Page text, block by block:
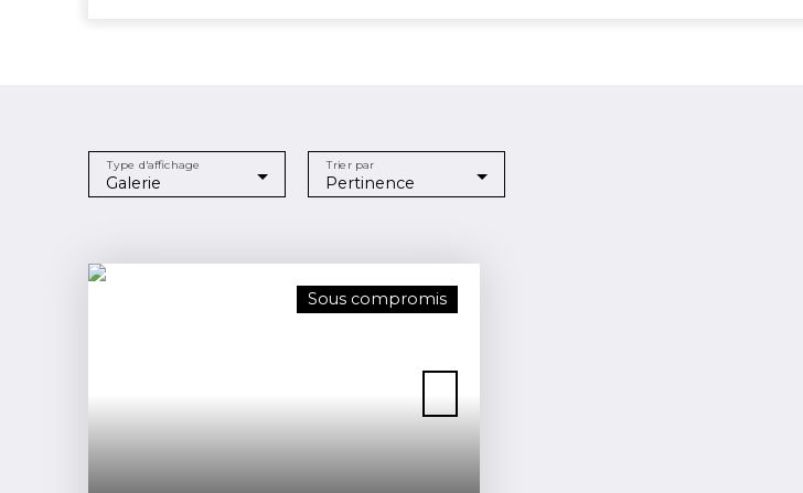
Galerie
Type d'affichage
Pertinence
Trier par
Sous compromis